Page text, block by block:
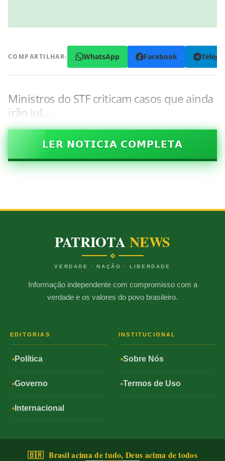
COMPARTILHAR: WhatsApp Facebook
Ministros do STF criticam casos que ainda
irão jul…
𝗟𝗘𝗥 𝗡𝗢𝗧𝗜𝗖𝗜𝗔 𝗖𝗢𝗠𝗣𝗟𝗘𝗧𝗔
PATRIOTANEWS
VERDADE · NAÇÃO · LIBERDADE
Informação independente com compromisso com a
verdade e os valores do povo brasileiro.
EDITORIAS
Política
Governo
Internacional
INSTITUCIONAL
Sobre Nós
Termos de Uso
🇧🇷 Brasil acima de tudo, Deus acima de todos